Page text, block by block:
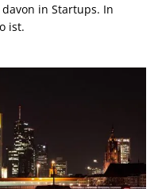
in Startups. In
ist.